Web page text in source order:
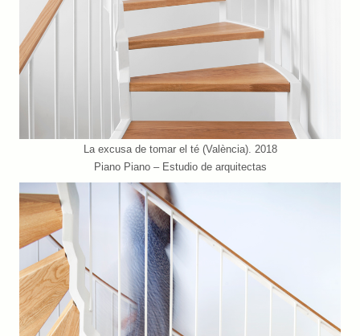
La excusa de tomar el té (València). 2018
Piano Piano – Estudio de arquitectas